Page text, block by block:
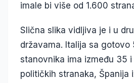
imale bi više od 1.600
Slična slika vidljiva je i u
državama. Italija sa gotovo
stanovnika ima između 35
političkih stranaka, Španija